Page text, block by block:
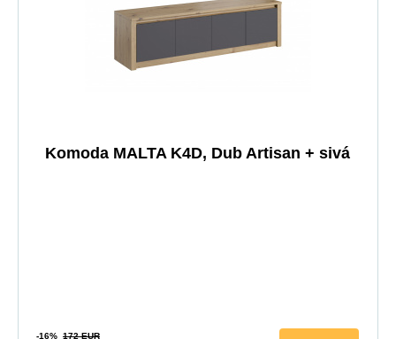
Komoda MALTA K4D, Dub Artisan + sivá
-16% 172 EUR